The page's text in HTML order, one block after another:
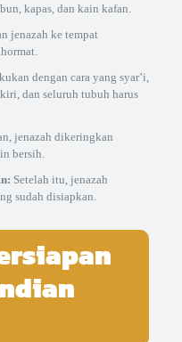
kapas, dan kain kafan.
jenazah ke tempat
dengan cara yang syar’i,
dan seluruh tubuh harus
jenazah dikeringkan
bersih.
Setelah itu, jenazah
sudah disiapkan.